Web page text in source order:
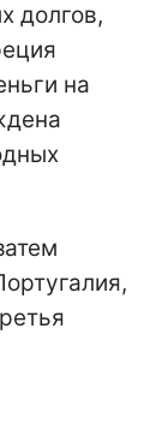
долгов,
на